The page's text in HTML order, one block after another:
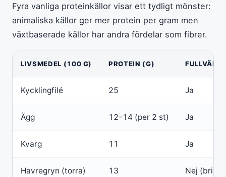
Fyra vanliga proteinkällor visar ett tydligt mönster:
animaliska källor ger mer protein per gram men
växtbaserade källor har andra fördelar som fibrer.
LIVSMEDEL (100 G) PROTEIN (G)
Kycklingfilé 25 Ja
Ägg 12–14 (per 2 st) Ja
Kvarg 11 Ja
Havregryn (torra) 13 Nej (brist